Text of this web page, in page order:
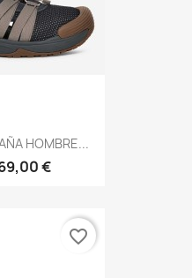
HOMBRE...
€
favorite_border